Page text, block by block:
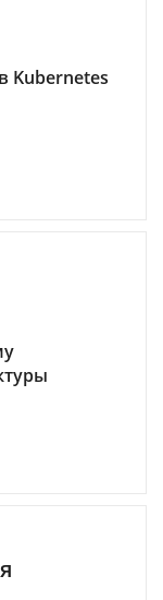
Kubernetes